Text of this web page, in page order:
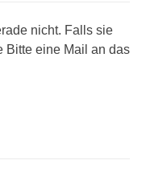
nicht. Falls sie
Bitte eine Mail an das